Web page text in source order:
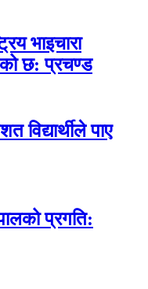
भाइचारा
छ: प्रचण्ड
विद्यार्थीले पाए
प्रगति: